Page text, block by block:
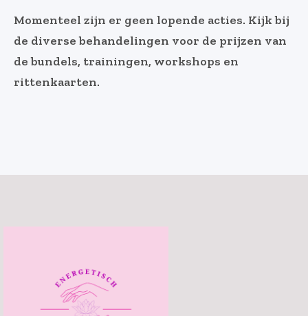
Momenteel zijn er geen lopende acties. Kijk bij
de diverse behandelingen voor de prijzen van
de bundels, trainingen, workshops en
rittenkaarten.